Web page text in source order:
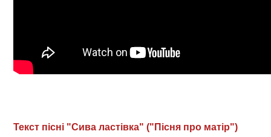
Текст пісні "Сива ластівка" ("Пісня про матір")